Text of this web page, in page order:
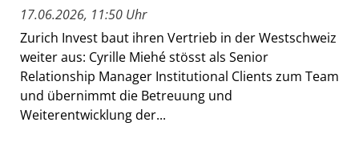
17.06.2026, 11:50 Uhr
Zurich Invest baut ihren Vertrieb in der Westschweiz
weiter aus: Cyrille Miehé stösst als Senior
Relationship Manager Institutional Clients zum Team
und übernimmt die Betreuung und
Weiterentwicklung der...